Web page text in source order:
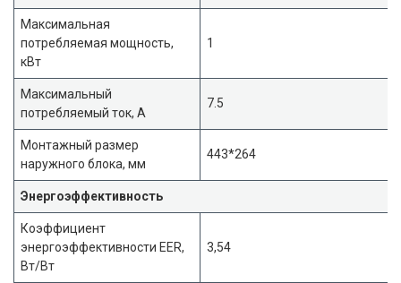
Максимальная
потребляемая мощность,
кВт
1
Максимальный
потребляемый ток, А
7.5
Монтажный размер
наружного блока, мм
443*264
Энергоэффективность
Коэффициент
энергоэффективности EER,
Вт/Вт
3,54